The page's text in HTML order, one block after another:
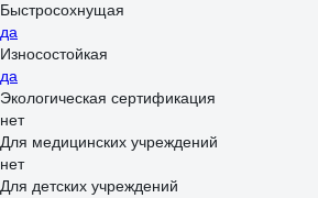
Быстросохнущая
да
Износостойкая
да
Экологическая сертификация
нет
Для медицинских учреждений
нет
Для детских учреждений